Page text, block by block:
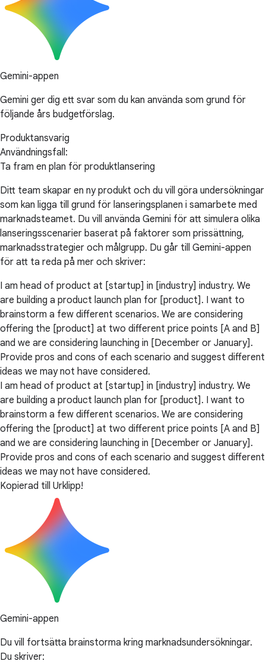
Gemini-appen
Gemini ger dig ett svar som du kan använda som grund för
följande års budgetförslag.
Produktansvarig
Användningsfall:
Ta fram en plan för produktlansering
Ditt team skapar en ny produkt och du vill göra undersökningar
som kan ligga till grund för lanseringsplanen i samarbete med
marknadsteamet. Du vill använda Gemini för att simulera olika
lanseringsscenarier baserat på faktorer som prissättning,
marknadsstrategier och målgrupp. Du går till Gemini-appen
för att ta reda på mer och skriver:
I am head of product at [startup] in [industry] industry. We
are building a product launch plan for [product]. I want to
brainstorm a few different scenarios. We are considering
offering the [product] at two different price points [A and B]
and we are considering launching in [December or January].
Provide pros and cons of each scenario and suggest different
ideas we may not have considered.
I am head of product at [startup] in [industry] industry. We
are building a product launch plan for [product]. I want to
brainstorm a few different scenarios. We are considering
offering the [product] at two different price points [A and B]
and we are considering launching in [December or January].
Provide pros and cons of each scenario and suggest different
ideas we may not have considered.
Kopierad till Urklipp!
Gemini-appen
Du vill fortsätta brainstorma kring marknadsundersökningar.
Du skriver: